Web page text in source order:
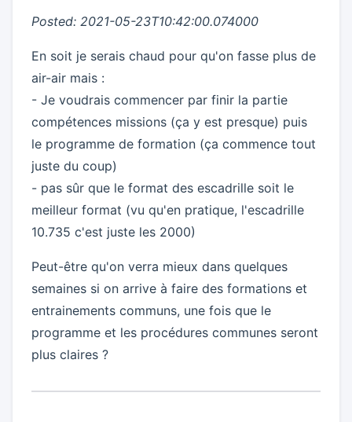
Posted: 2021-05-23T10:42:00.074000
En soit je serais chaud pour qu'on fasse plus de
air-air mais :
- Je voudrais commencer par finir la partie
compétences missions (ça y est presque) puis
le programme de formation (ça commence tout
juste du coup)
- pas sûr que le format des escadrille soit le
meilleur format (vu qu'en pratique, l'escadrille
10.735 c'est juste les 2000)
Peut-être qu'on verra mieux dans quelques
semaines si on arrive à faire des formations et
entrainements communs, une fois que le
programme et les procédures communes seront
plus claires ?